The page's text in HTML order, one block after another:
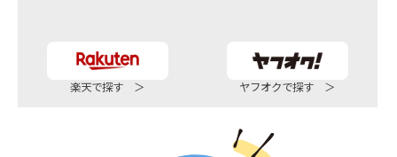
楽天で探す ＞ ヤフオクで探す ＞